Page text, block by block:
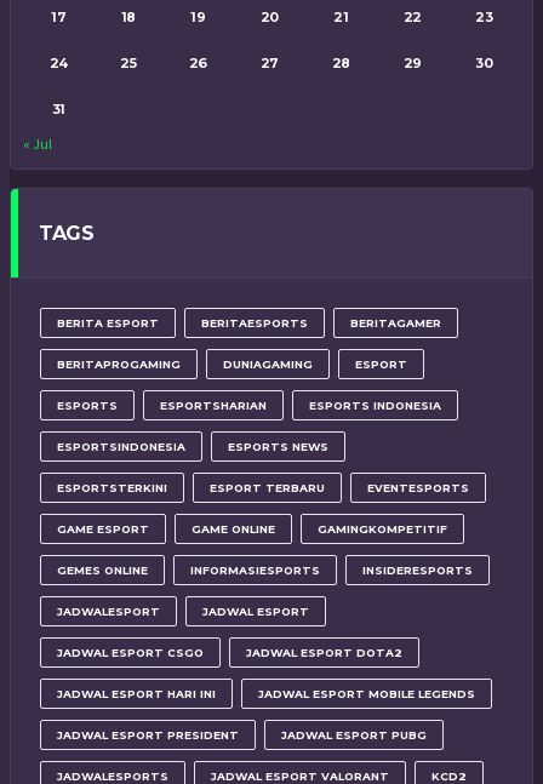
17 18 19 20 21 22 23
24 25 26 27 28 29 30
31
« Jul
TAGS
BERITA ESPORT BERITAESPORTS BERITAGAMER
BERITAPROGAMING DUNIAGAMING ESPORT
ESPORTS ESPORTSHARIAN ESPORTS INDONESIA
ESPORTSINDONESIA ESPORTS NEWS
ESPORTSTERKINI ESPORT TERBARU EVENTESPORTS
GAME ESPORT GAME ONLINE GAMINGKOMPETITIF
GEMES ONLINE INFORMASIESPORTS INSIDERESPORTS
JADWALESPORT JADWAL ESPORT
JADWAL ESPORT CSGO JADWAL ESPORT DOTA2
JADWAL ESPORT HARI INI JADWAL ESPORT MOBILE LEGENDS
JADWAL ESPORT PRESIDENT JADWAL ESPORT PUBG
JADWALESPORTS JADWAL ESPORT VALORANT KCD2